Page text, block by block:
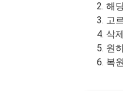
해
고
삭
원
복